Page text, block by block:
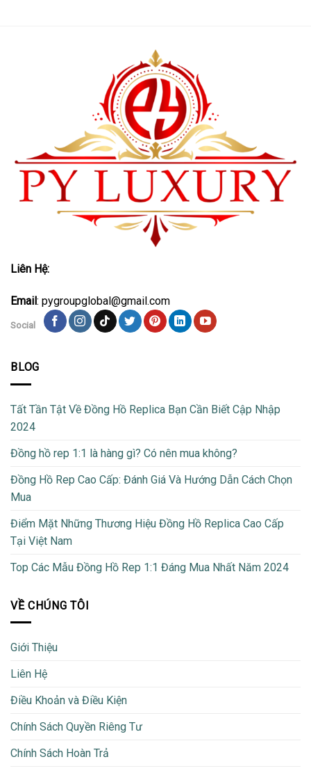
Liên Hệ:
Email: pygroupglobal@gmail.com
Social
BLOG
Tất Tần Tật Về Đồng Hồ Replica Bạn Cần Biết Cập Nhập
2024
Đồng hồ rep 1:1 là hàng gì? Có nên mua không?
Đồng Hồ Rep Cao Cấp: Đánh Giá Và Hướng Dẫn Cách Chọn
Mua
Điểm Mặt Những Thương Hiệu Đồng Hồ Replica Cao Cấp
Tại Việt Nam
Top Các Mẫu Đồng Hồ Rep 1:1 Đáng Mua Nhất Năm 2024
VỀ CHÚNG TÔI
Giới Thiệu
Liên Hệ
Điều Khoản và Điều Kiện
Chính Sách Quyền Riêng Tư
Chính Sách Hoàn Trả